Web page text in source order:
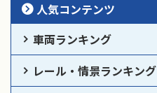
人気コンテンツ
車両ランキング
レール・情景ランキング